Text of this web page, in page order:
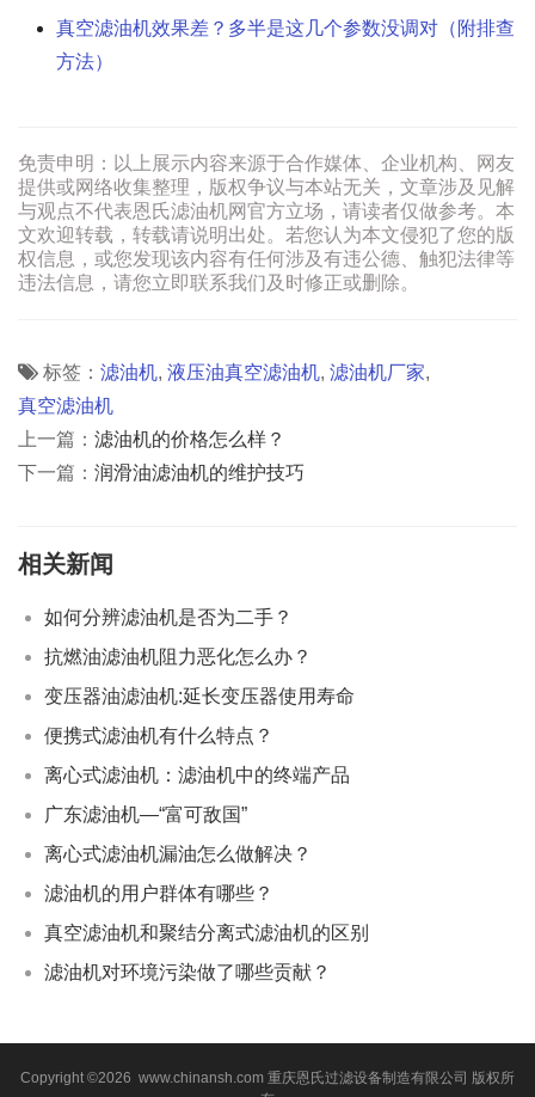
真空滤油机效果差？多半是这几个参数没调对（附排查
方法）
免责申明：以上展示内容来源于合作媒体、企业机构、网友
提供或网络收集整理，版权争议与本站无关，文章涉及见解
与观点不代表恩氏滤油机网官方立场，请读者仅做参考。本
文欢迎转载，转载请说明出处。若您认为本文侵犯了您的版
权信息，或您发现该内容有任何涉及有违公德、触犯法律等
违法信息，请您立即联系我们及时修正或删除。
标签： 滤油机, 液压油真空滤油机, 滤油机厂家,
真空滤油机
上一篇： 滤油机的价格怎么样？
下一篇： 润滑油滤油机的维护技巧
相关新闻
如何分辨滤油机是否为二手？
抗燃油滤油机阻力恶化怎么办？
变压器油滤油机:延长变压器使用寿命
便携式滤油机有什么特点？
离心式滤油机：滤油机中的终端产品
广东滤油机—“富可敌国”
离心式滤油机漏油怎么做解决？
滤油机的用户群体有哪些？
真空滤油机和聚结分离式滤油机的区别
滤油机对环境污染做了哪些贡献？
Copyright ©2026 www.chinansh.com 重庆恩氏过滤设备制造有限公司 版权所